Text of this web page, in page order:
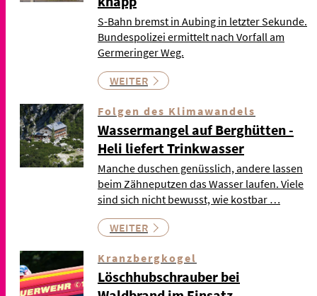
S-Bahn bremst in Aubing in letzter Sekunde.
Bundespolizei ermittelt nach Vorfall am
Germeringer Weg.
WEITER
Folgen des Klimawandels
Wassermangel auf Berghütten -
Heli liefert Trinkwasser
Manche duschen genüsslich, andere lassen
beim Zähneputzen das Wasser laufen. Viele
sind sich nicht bewusst, wie kostbar …
WEITER
Kranzbergkogel
Löschhubschrauber bei